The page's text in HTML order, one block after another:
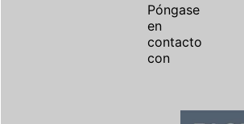
Póngase
en
contacto
con